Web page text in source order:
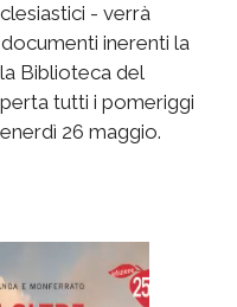
- verrà
inerenti la
Biblioteca del
tutti i pomeriggi
26 maggio.